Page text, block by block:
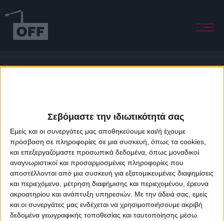
Σεβόμαστε την ιδιωτικότητά σας
Εμείς και οι συνεργάτες μας αποθηκεύουμε και/ή έχουμε
πρόσβαση σε πληροφορίες σε μια συσκευή, όπως τα cookies,
και επεξεργαζόμαστε προσωπικά δεδομένα, όπως μοναδικοί
αναγνωριστικοί και προσαρμοσμένες πληροφορίες που
αποστέλλονται από μια συσκευή για εξατομικευμένες διαφημίσεις
και περιεχόμενο, μέτρηση διαφήμισης και περιεχομένου, έρευνα
ακροατηρίου και ανάπτυξη υπηρεσιών. Με την άδειά σας, εμείς
και οι συνεργάτες μας ενδέχεται να χρησιμοποιήσουμε ακριβή
δεδομένα γεωγραφικής τοποθεσίας και ταυτοποίησης μέσω
About Offradio Business Class Terms & Conditions
Privacy Policy
Designed & developed byporcupine colors&Fotis Alexandrou